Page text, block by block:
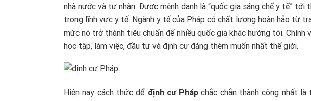
nhà nước và tư nhân. Được mệnh danh là “quốc gia sáng chế y tế”
trong lĩnh vực y tế. Ngành y tế của Pháp có chất lượng hoàn hảo từ
mức nó trở thành tiêu chuẩn để nhiều quốc gia khác hướng tới. Chính
học tập, làm việc, đầu tư và định cư đáng thèm muốn nhất thế giới.
Hiện nay cách thức để định cư Pháp chắc chắn thành công nhất